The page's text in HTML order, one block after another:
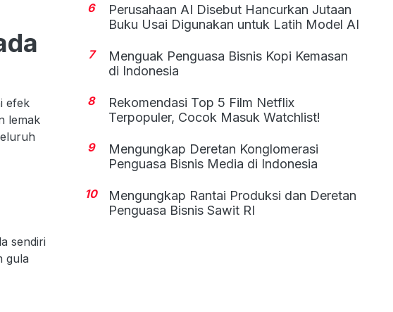
efek
lemak
sendiri
gula
6
Perusahaan AI Disebut Hancurkan Jutaan
Buku Usai Digunakan untuk Latih Model AI
7
Menguak Penguasa Bisnis Kopi Kemasan
di Indonesia
8
Rekomendasi Top 5 Film Netflix
Terpopuler, Cocok Masuk Watchlist!
9
Mengungkap Deretan Konglomerasi
Penguasa Bisnis Media di Indonesia
10
Mengungkap Rantai Produksi dan Deretan
Penguasa Bisnis Sawit RI